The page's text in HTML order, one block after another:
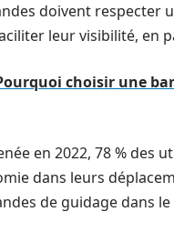
doivent respecter
leur visibilité, en
choisir une
en 2022, 78 % des
dans leurs
de guidage dans